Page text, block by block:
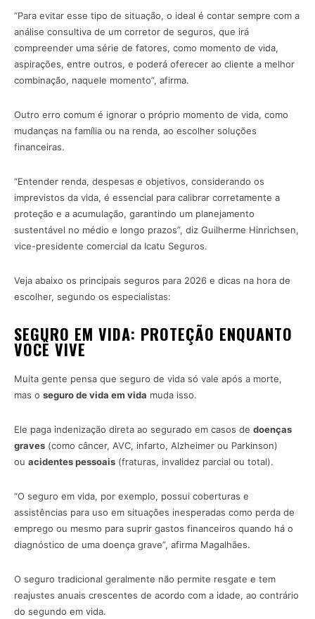
“Para evitar esse tipo de situação, o ideal é contar sempre com a
análise consultiva de um corretor de seguros, que irá
compreender uma série de fatores, como momento de vida,
aspirações, entre outros, e poderá oferecer ao cliente a melhor
combinação, naquele momento”, afirma.
Outro erro comum é ignorar o próprio momento de vida, como
mudanças na família ou na renda, ao escolher soluções
financeiras.
“Entender renda, despesas e objetivos, considerando os
imprevistos da vida, é essencial para calibrar corretamente a
proteção e a acumulação, garantindo um planejamento
sustentável no médio e longo prazos”, diz Guilherme Hinrichsen,
vice-presidente comercial da Icatu Seguros.
Veja abaixo os principais seguros para 2026 e dicas na hora de
escolher, segundo os especialistas:
SEGURO EM VIDA: PROTEÇÃO ENQUANTO
VOCÊ VIVE
Muita gente pensa que seguro de vida só vale após a morte,
mas o seguro de vida em vida muda isso.
Ele paga indenização direta ao segurado em casos de doenças
graves (como câncer, AVC, infarto, Alzheimer ou Parkinson)
ou acidentes pessoais (fraturas, invalidez parcial ou total).
“O seguro em vida, por exemplo, possui coberturas e
assistências para uso em situações inesperadas como perda de
emprego ou mesmo para suprir gastos financeiros quando há o
diagnóstico de uma doença grave”, afirma Magalhães.
O seguro tradicional geralmente não permite resgate e tem
reajustes anuais crescentes de acordo com a idade, ao contrário
do segundo em vida.